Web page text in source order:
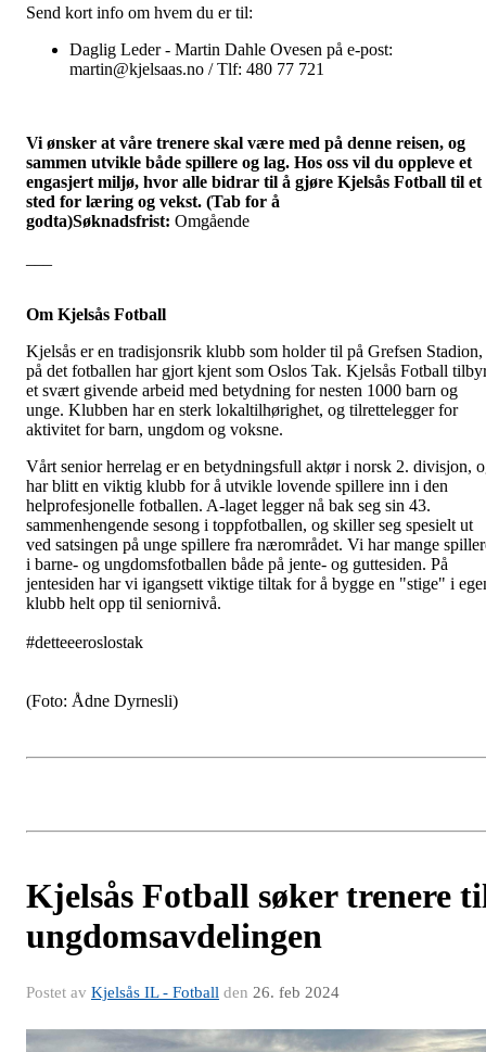
Send kort info om hvem du er til:
Daglig Leder - Martin Dahle Ovesen på e-post:
martin@kjelsaas.no / Tlf: 480 77 721
Vi ønsker at våre trenere skal være med på denne reisen, og
sammen utvikle både spillere og lag. Hos oss vil du oppleve et
engasjert miljø, hvor alle bidrar til å gjøre Kjelsås Fotball til et
sted for læring og vekst. (Tab for å
godta)Søknadsfrist: Omgående
Om Kjelsås Fotball
Kjelsås er en tradisjonsrik klubb som holder til på Grefsen Stadion,
på det fotballen har gjort kjent som Oslos Tak. Kjelsås Fotball
et svært givende arbeid med betydning for nesten 1000 barn og
unge. Klubben har en sterk lokaltilhørighet, og tilrettelegger for
aktivitet for barn, ungdom og voksne.
Vårt senior herrelag er en betydningsfull aktør i norsk 2. divisjon,
har blitt en viktig klubb for å utvikle lovende spillere inn i den
helprofesjonelle fotballen. A-laget legger nå bak seg sin 43.
sammenhengende sesong i toppfotballen, og skiller seg spesielt ut
ved satsingen på unge spillere fra nærområdet. Vi har mange
i barne- og ungdomsfotballen både på jente- og guttesiden. På
jentesiden har vi igangsett viktige tiltak for å bygge en "stige" i
klubb helt opp til seniornivå.
#detteeeroslostak
(Foto: Ådne Dyrnesli)
Kjelsås Fotball søker trenere
ungdomsavdelingen
Postet av Kjelsås IL - Fotball den 26. feb 2024